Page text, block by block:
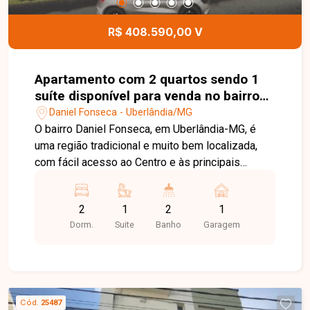
R$ 408.590,00 V
Apartamento com 2 quartos sendo 1
suíte disponível para venda no bairro
Daniel Fonseca em Uberlândia-MG
Daniel Fonseca - Uberlândia/MG
O bairro Daniel Fonseca, em Uberlândia-MG, é
uma região tradicional e muito bem localizada,
com fácil acesso ao Centro e às principais
de comércios, serviços, escolas e mobilidade,
sendo uma excelente opção para quem busca
praticidade no dia a dia sem abrir mão de uma
garagem. O imóvel possui aproximadamente
2
Dorm.
1
Suite
2
Banho
1
Garagem
Cód. 25487